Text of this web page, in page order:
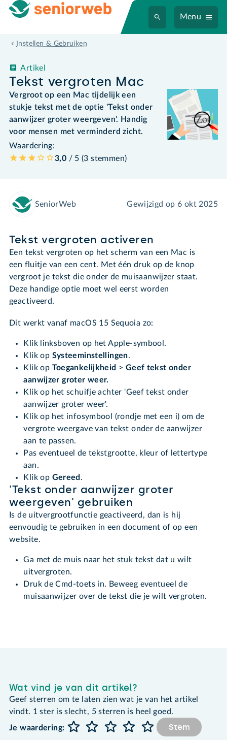
Menu
Instellen & Gebruiken
Tekst vergroten Mac
Artikel
Vergroot op een Mac tijdelijk een
stukje tekst met de optie 'Tekst onder
aanwijzer groter weergeven'. Handig
voor mensen met verminderd zicht.
Waardering:
3,0 / 5 (3 stemmen)
SeniorWeb Gewijzigd op 6 okt 2025
Tekst vergroten activeren
Een tekst vergroten op het scherm van een Mac is
een fluitje van een cent. Met één druk op de knop
vergroot je tekst die onder de muisaanwijzer staat.
Deze handige optie moet wel eerst worden
geactiveerd.
Dit werkt vanaf macOS 15 Sequoia zo:
Klik linksboven op het Apple-symbool.
Klik op Systeeminstellingen.
Klik op Toegankelijkheid > Geef tekst onder
aanwijzer groter weer.
Klik op het schuifje achter 'Geef tekst onder
aanwijzer groter weer'.
Klik op het infosymbool (rondje met een i) om de
vergrote weergave van tekst onder de aanwijzer
aan te passen.
Pas eventueel de tekstgrootte, kleur of lettertype
aan.
Klik op Gereed .
'Tekst onder aanwijzer groter
weergeven' gebruiken
Is de uitvergrootfunctie geactiveerd, dan is hij
eenvoudig te gebruiken in een document of op een
website.
Ga met de muis naar het stuk tekst dat u wilt
uitvergroten.
Druk de Cmd-toets in. Beweeg eventueel de
muisaanwijzer over de tekst die je wilt vergroten.
Wat vind je van dit artikel?
Geef sterren om te laten zien wat je van het artikel
vindt. 1 ster is slecht, 5 sterren is heel goed.
Je waardering:
Stem